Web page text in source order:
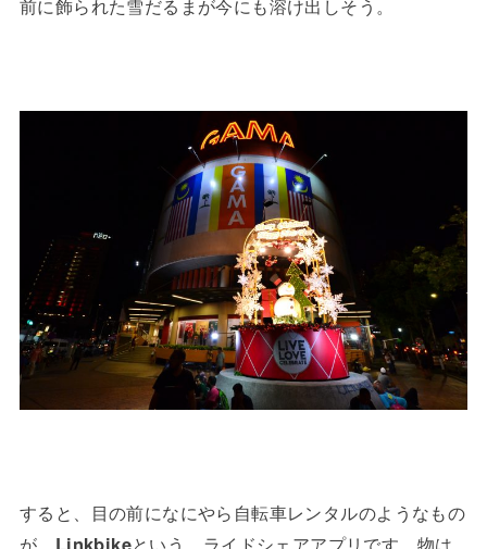
前に飾られた雪だるまが今にも溶け出しそう。
すると、目の前になにやら自転車レンタルのようなもの
が。 Linkbikeという、ライドシェアアプリです。物は